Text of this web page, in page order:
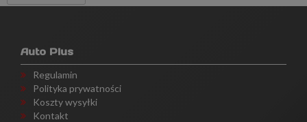
Auto Plus
Regulamin
Polityka prywatności
Koszty wysyłki
Kontakt